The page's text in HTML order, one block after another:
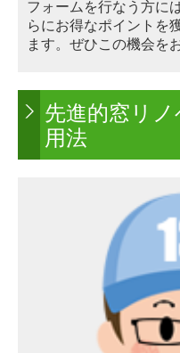
フォームを行なう方に
らにお得なポイントを
ます。 ぜひこの機会を
先進的窓リ
用法